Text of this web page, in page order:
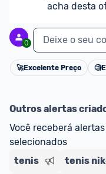
acha desta
0 Deixe o seu
🚀Excelente Preço 🧐
Outros alertas
Você receberá
selecionados
tenis
tenis